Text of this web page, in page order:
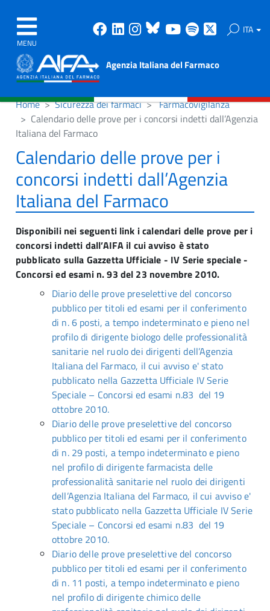
MENU
Facebook
Linkedin
Instagram
Bluesky
Youtube
Spotify ITA
Agenzia Italiana del Farmaco
Home Sicurezza dei farmaci
Farmacovigilanza
Calendario delle prove per i concorsi indetti dall’Agenzia
Italiana del Farmaco
Calendario delle prove per i
concorsi indetti dall’Agenzia
Italiana del Farmaco
Disponibili nei seguenti link i calendari delle prove per i
concorsi indetti dall’AIFA il cui avviso è stato
pubblicato sulla Gazzetta Ufficiale - IV Serie speciale -
Concorsi ed esami n. 93 del 23 novembre 2010.
Diario delle prove preselettive del concorso
pubblico per titoli ed esami per il conferimento
di n. 6 posti, a tempo indeterminato e pieno nel
profilo di dirigente biologo delle professionalità
sanitarie nel ruolo dei dirigenti dell’Agenzia
Italiana del Farmaco, il cui avviso e' stato
pubblicato nella Gazzetta Ufficiale IV Serie
Speciale – Concorsi ed esami n.83 del 19
ottobre 2010.
Diario delle prove preselettive del concorso
pubblico per titoli ed esami per il conferimento
di n. 29 posti, a tempo indeterminato e pieno
nel profilo di dirigente farmacista delle
professionalità sanitarie nel ruolo dei dirigenti
dell’Agenzia Italiana del Farmaco, il cui avviso e'
stato pubblicato nella Gazzetta Ufficiale IV Serie
Speciale – Concorsi ed esami n.83 del 19
ottobre 2010.
Diario delle prove preselettive del concorso
pubblico per titoli ed esami per il conferimento
di n. 11 posti, a tempo indeterminato e pieno
nel profilo di dirigente chimico delle